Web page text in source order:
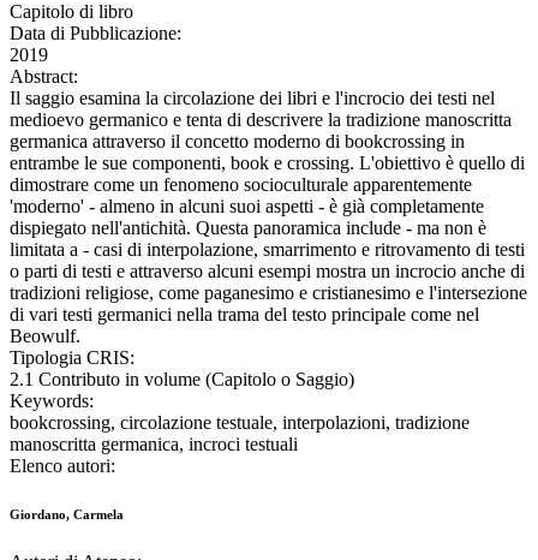
Capitolo di libro
Data di Pubblicazione:
2019
Abstract:
Il saggio esamina la circolazione dei libri e l'incrocio dei testi nel
medioevo germanico e tenta di descrivere la tradizione manoscritta
germanica attraverso il concetto moderno di bookcrossing in
entrambe le sue componenti, book e crossing. L'obiettivo è quello di
dimostrare come un fenomeno socioculturale apparentemente
'moderno' - almeno in alcuni suoi aspetti - è già completamente
dispiegato nell'antichità. Questa panoramica include - ma non è
limitata a - casi di interpolazione, smarrimento e ritrovamento di testi
o parti di testi e attraverso alcuni esempi mostra un incrocio anche di
tradizioni religiose, come paganesimo e cristianesimo e l'intersezione
di vari testi germanici nella trama del testo principale come nel
Beowulf.
Tipologia CRIS:
2.1 Contributo in volume (Capitolo o Saggio)
Keywords:
bookcrossing, circolazione testuale, interpolazioni, tradizione
manoscritta germanica, incroci testuali
Elenco autori:
Giordano, Carmela